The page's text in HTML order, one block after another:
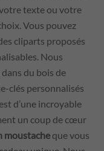
texte ou votre
Vous pouvez
cliparts proposés
Nous
du bois de
clés personnalisés
d’une incroyable
un coup de cœur
moustache que vous